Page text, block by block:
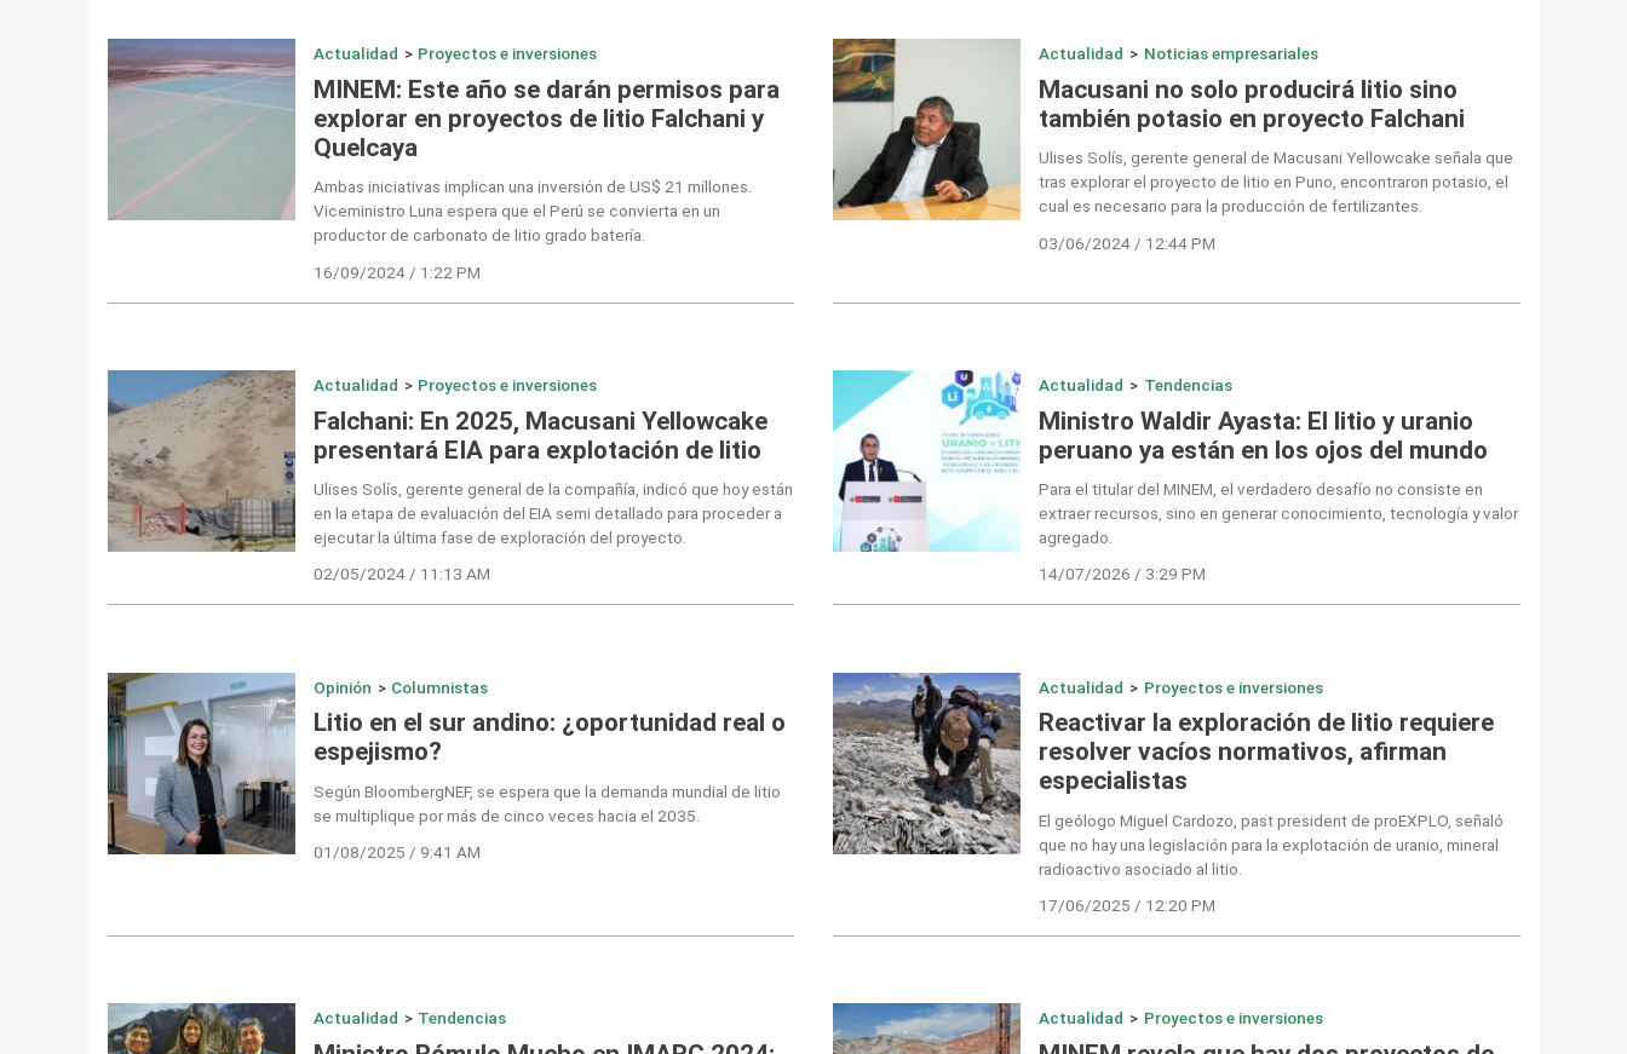
Actualidad > Proyectos e inversiones
MINEM: Este año se darán permisos para
explorar en proyectos de litio Falchani y
Quelcaya
Ambas iniciativas implican una inversión de US$ 21 millones.
Viceministro Luna espera que el Perú se convierta en un
productor de carbonato de litio grado batería.
16/09/2024 / 1:22 PM
Actualidad > Noticias empresariales
Macusani no solo producirá litio sino
también potasio en proyecto Falchani
Ulises Solís, gerente general de Macusani Yellowcake señala que
tras explorar el proyecto de litio en Puno, encontraron potasio, el
cual es necesario para la producción de fertilizantes.
03/06/2024 / 12:44 PM
Actualidad > Proyectos e inversiones
Falchani: En 2025, Macusani Yellowcake
presentará EIA para explotación de litio
Ulises Solís, gerente general de la compañía, indicó que hoy están
en la etapa de evaluación del EIA semi detallado para proceder a
ejecutar la última fase de exploración del proyecto.
02/05/2024 / 11:13 AM
Actualidad > Tendencias
Ministro Waldir Ayasta: El litio y uranio
peruano ya están en los ojos del mundo
Para el titular del MINEM, el verdadero desafío no consiste en
extraer recursos, sino en generar conocimiento, tecnología y valor
agregado.
14/07/2026 / 3:29 PM
Opinión > Columnistas
Litio en el sur andino: ¿oportunidad real o
espejismo?
Según BloombergNEF, se espera que la demanda mundial de litio
se multiplique por más de cinco veces hacia el 2035.
01/08/2025 / 9:41 AM
Actualidad > Proyectos e inversiones
Reactivar la exploración de litio requiere
resolver vacíos normativos, afirman
especialistas
El geólogo Miguel Cardozo, past president de proEXPLO, señaló
que no hay una legislación para la explotación de uranio, mineral
radioactivo asociado al litio.
17/06/2025 / 12:20 PM
Actualidad > Tendencias Actualidad > Proyectos e inversiones